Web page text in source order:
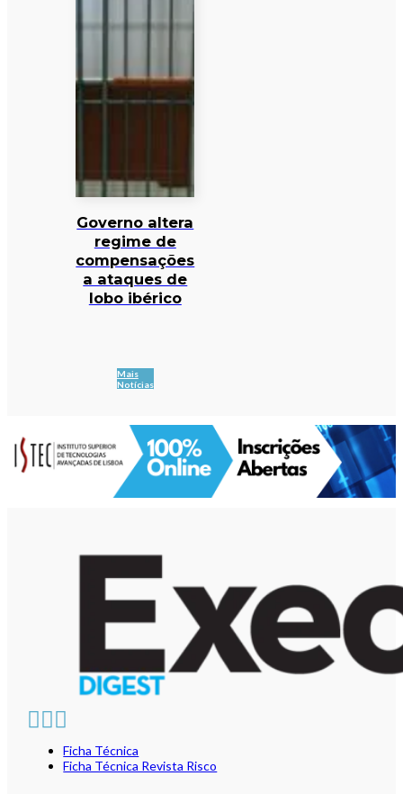
Governo altera
regime de
compensações
a ataques de
lobo ibérico
Mais
Notícias
Ficha Técnica
Ficha Técnica Revista Risco